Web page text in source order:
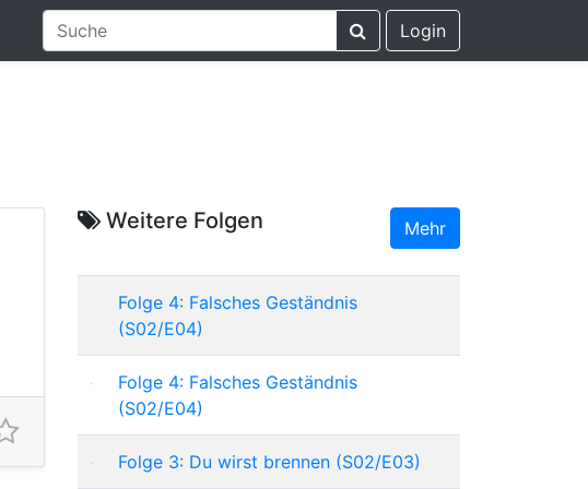
Login
Weitere Folgen Mehr
Folge 4: Falsches Geständnis
(S02/E04)
Folge 4: Falsches Geständnis
(S02/E04)
Folge 3: Du wirst brennen (S02/E03)